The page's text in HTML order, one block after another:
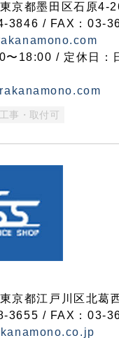
京都墨田区石原4-
3846 / FAX：03-
〜18:00 / 定休日：
工事・取付可
京都江戸川区北葛
3655 / FAX：03-